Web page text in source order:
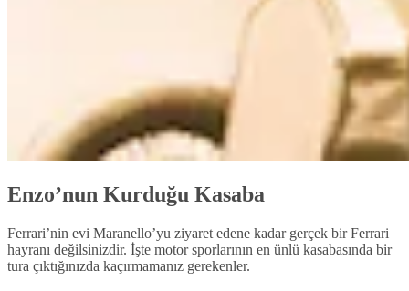
Enzo’nun Kurduğu Kasaba
Ferrari’nin evi Maranello’yu ziyaret edene kadar gerçek bir Ferrari
hayranı değilsinizdir. İşte motor sporlarının en ünlü kasabasında bir
tura çıktığınızda kaçırmamanız gerekenler.